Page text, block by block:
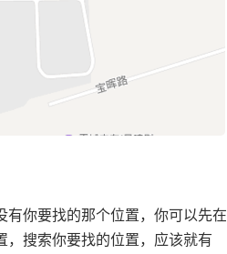
你要找的那个位置，你可以先在
搜索你要找的位置，应该就有